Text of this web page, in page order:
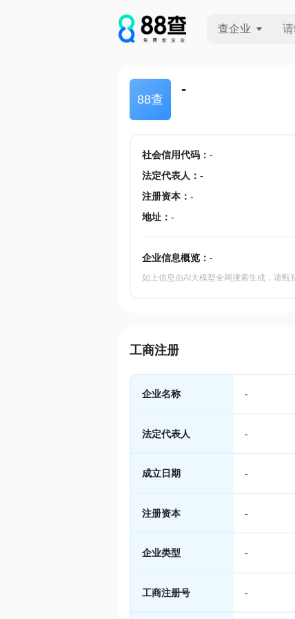
查企业
88查
-
社会信用代码： -
法定代表人 ： -
注册资本： -
地址： -
企业信息概览： -
如上信息由AI大模型全网搜索生成，请甄
工商注册
企业名称 -
法定代表人 -
成立日期 -
注册资本 -
企业类型 -
工商注册号 -